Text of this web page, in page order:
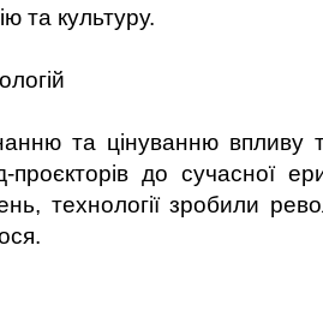
та культуру.
та цінуванню впливу
до сучасної
технології зробили